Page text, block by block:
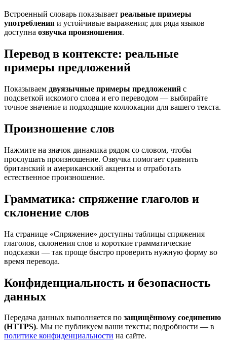
Встроенный словарь показывает реальные примеры
употребления и устойчивые выражения; для ряда языков
доступна озвучка произношения.
Перевод в контексте: реальные
примеры предложений
Показываем двуязычные примеры предложений с
подсветкой искомого слова и его переводом — выбирайте
точное значение и подходящие коллокации для вашего текста.
Произношение слов
Нажмите на значок динамика рядом со словом, чтобы
прослушать произношение. Озвучка помогает сравнить
британский и американский акценты и отработать
естественное произношение.
Грамматика: спряжение глаголов и
склонение слов
На странице «Спряжение» доступны таблицы спряжения
глаголов, склонения слов и короткие грамматические
подсказки — так проще быстро проверить нужную форму во
время перевода.
Конфиденциальность и безопасность
данных
Передача данных выполняется по защищённому соединению
(HTTPS). Мы не публикуем ваши тексты; подробности — в
политике конфиденциальности на сайте.